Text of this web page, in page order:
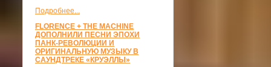
Подробнее...
FLORENCE + THE MACHINE
ДОПОЛНИЛИ ПЕСНИ ЭПОХИ
ПАНК-РЕВОЛЮЦИИ И
ОРИГИНАЛЬНУЮ МУЗЫКУ В
САУНДТРЕКЕ «КРУЭЛЛЫ»